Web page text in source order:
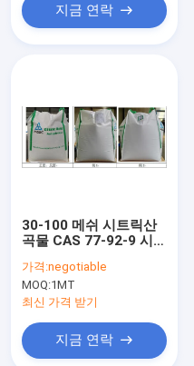
지금 연락
30-100 메쉬 시트릭산
곡물 CAS 77-92-9 시트
가격:negotiable
MOQ:1MT
최신 가격 받기
지금 연락